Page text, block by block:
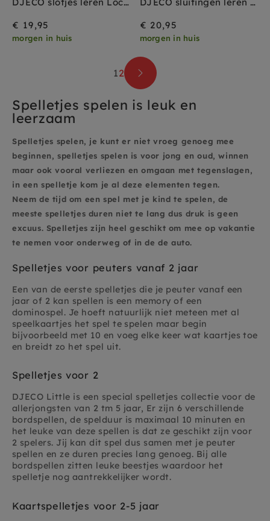
€ 19,95
morgen in huis
€ 20,95
morgen in huis
12
Spelletjes spelen is leuk en
leerzaam
Spelletjes spelen, je kunt er niet vroeg genoeg mee
beginnen, spelletjes spelen is voor jong en oud, winnen
maar ook vooral verliezen en omgaan met tegenslagen,
in een spelletje kom je al deze elementen tegen.
Neem de tijd om een spel met je kind te spelen, de
meeste spelletjes duren niet te lang dus druk is geen
excuus. Spelletjes zijn heel geschikt om mee op vakantie
te nemen voor onderweg of in de de auto.
Spelletjes voor peuters vanaf 2 jaar
Een van de eerste spelletjes die je peuter vanaf een
jaar of 2 kan spellen is een memory of een
dominospel. Je hoeft natuurlijk niet meteen met al
speelkaartjes het spel te spelen maar begin
bijvoorbeeld met 10 en voeg elke keer wat kaartjes toe
en breidt zo het spel uit.
Spelletjes voor 2
DJECO Little is een special spelletjes collectie voor de
allerjongsten van 2 tm 5 jaar, Er zijn 6 verschillende
bordspellen, de spelduur is maximaal 10 minuten en
het leuke van deze spellen is dat ze geschikt zijn voor
2 spelers. Jij kan dit spel dus samen met je peuter
spellen en ze duren precies lang genoeg. Bij alle
bordspellen zitten leuke beestjes waardoor het
spelletje nog aantrekkelijker wordt.
Kaartspelletjes voor 2-5 jaar